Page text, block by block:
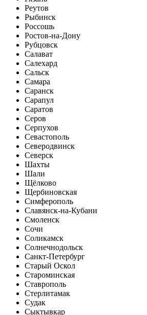
Реутов
Рыбинск
Россошь
Ростов-на-Дону
Рубцовск
Салават
Салехард
Сальск
Самара
Саранск
Сарапул
Саратов
Серов
Серпухов
Севастополь
Северодвинск
Северск
Шахты
Шали
Щёлково
Щербиновская
Симферополь
Славянск-на-Кубани
Смоленск
Сочи
Соликамск
Солнечнодольск
Санкт-Петербург
Старый Оскол
Староминская
Ставрополь
Стерлитамак
Судак
Сыктывкар